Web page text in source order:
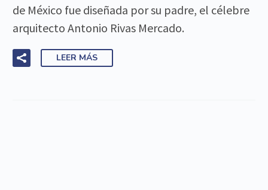
de México fue diseñada por su padre, el célebre
arquitecto Antonio Rivas Mercado.
LEER MÁS